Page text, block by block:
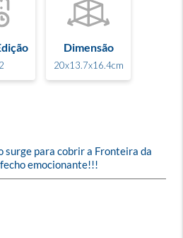
Dimensão
20x13.7x16.4cm
surge para cobrir a Fronteira da
emocionante!!!